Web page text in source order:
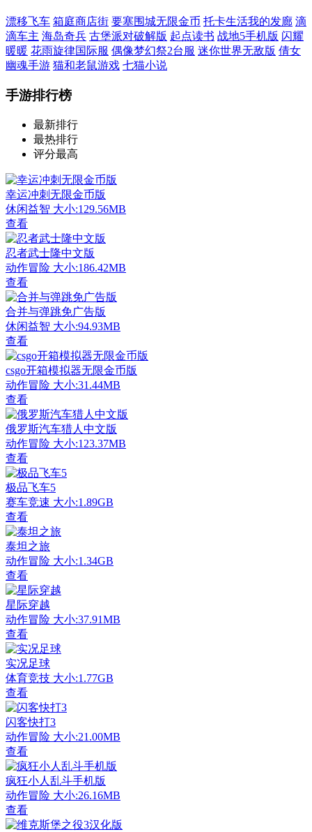
漂移飞车 箱庭商店街 要塞围城无限金币 托卡生活我的发廊 滴
滴车主 海岛奇兵 古堡派对破解版 起点读书 战地5手机版 闪耀
暖暖 花雨旋律国际服 偶像梦幻祭2台服 迷你世界无敌版 倩女
幽魂手游 猫和老鼠游戏 七猫小说
手游排行榜
最新排行
最热排行
评分最高
幸运冲刺无限金币版
休闲益智 大小:129.56MB
查看
忍者武士隆中文版
动作冒险 大小:186.42MB
查看
合并与弹跳免广告版
休闲益智 大小:94.93MB
查看
csgo开箱模拟器无限金币版
动作冒险 大小:31.44MB
查看
俄罗斯汽车猎人中文版
动作冒险 大小:123.37MB
查看
极品飞车5
赛车竞速 大小:1.89GB
查看
泰坦之旅
动作冒险 大小:1.34GB
查看
星际穿越
动作冒险 大小:37.91MB
查看
实况足球
体育竞技 大小:1.77GB
查看
闪客快打3
动作冒险 大小:21.00MB
查看
疯狂小人乱斗手机版
动作冒险 大小:26.16MB
查看